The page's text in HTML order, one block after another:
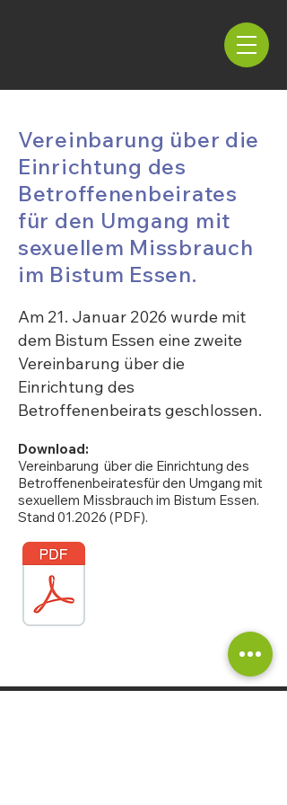
Vereinbarung über die
Einrichtung des
Betroffenenbeirates
für den Umgang mit
sexuellem Missbrauch
im Bistum Essen.
Am 21. Januar 2026 wurde mit
dem Bistum Essen eine zweite
Vereinbarung über die
Einrichtung des
Betroffenenbeirats geschlossen.
Download:
Vereinbarung über die Einrichtung des
Betroffenenbeiratesfür den Umgang mit
sexuellem Missbrauch im Bistum Essen.
Stand 01.2026 (PDF).